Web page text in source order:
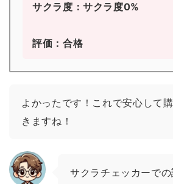
サクラ度：サクラ度0%
評価：合格
よかったです！これで安心して
きますね！
サクラチェッカーで